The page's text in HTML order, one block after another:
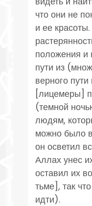
что они не
и ее
положения и
пути из
верного
[лицемеры]
(темной
людям,
можно было
он осветил
Аллах унес
оставил их
тьме], так
идти).